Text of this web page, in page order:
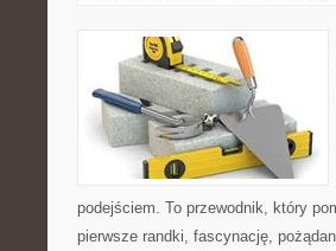
podejściem. To przewodnik, który
pierwsze randki, fascynację,